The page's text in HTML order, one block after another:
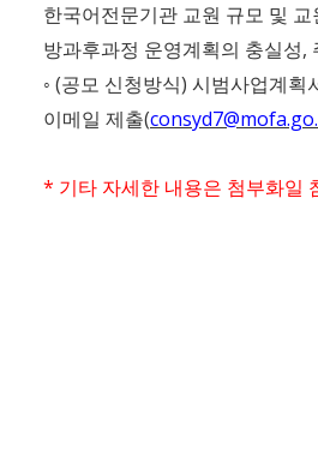
한국어전문기관 교원 규모 및 교
방과후과정 운영계획의 충실성,
◦ (공모 신청방식) 시범사업계획
이메일 제출(
* 기타 자세한 내용은 첨부화일